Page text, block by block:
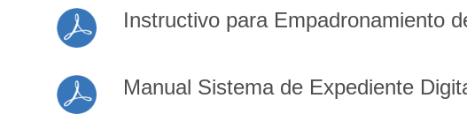
Instructivo para Empadronamiento
Manual Sistema de Expediente